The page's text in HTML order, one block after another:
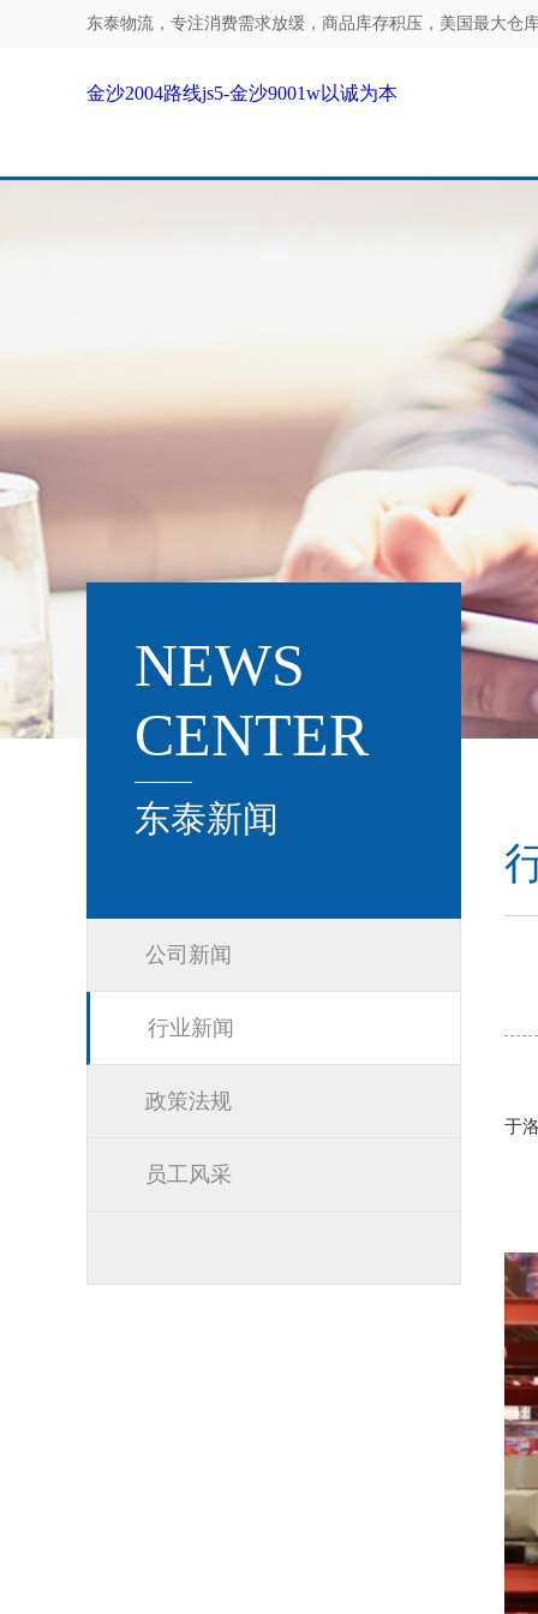
东泰物流，专注消费需求放缓，商品库存积压，美国最大仓
金沙2004路线js5-金沙9001w以诚为本
NEWS
CENTER
东泰新闻
公司新闻
行业新闻
政策法规
员工风采
于